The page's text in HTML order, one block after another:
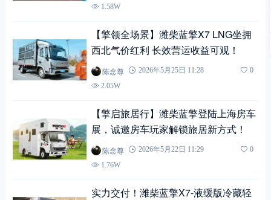
1.58W
【擎领全场景】潍柴蓝擎X7 LNG坐拥
西北气价红利 长效营运收益可观！
陈念尊 2026年5月25日 11:28
0
2.05W
【擎启旅居行】潍柴蓝擎登陆上海房车
展，诚邀房车玩家解锁旅居新方式！
陈念尊 2026年5月22日 11:29
0
1.76W
实力交付！潍柴蓝擎X7-液缓版冷藏轻